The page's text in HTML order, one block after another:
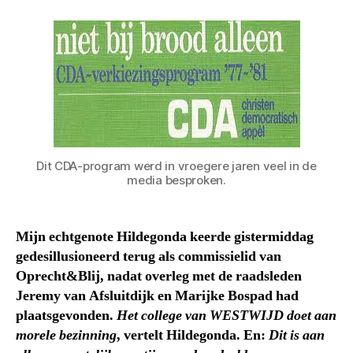
Dit CDA-program werd in vroegere jaren veel in de
media besproken.
Mijn echtgenote Hildegonda keerde gistermiddag
gedesillusioneerd terug als commissielid van
Oprecht&Blij, nadat overleg met de raadsleden
Jeremy van Afsluitdijk en Marijke Bospad had
plaatsgevonden. Het college van WESTWIJD doet aan
morele bezinning, vertelt Hildegonda. En: Dit is aan